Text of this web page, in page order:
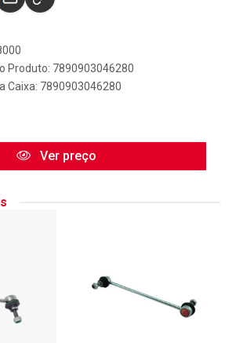
Produto: 7890903046280
Caixa: 7890903046280
Ver preço